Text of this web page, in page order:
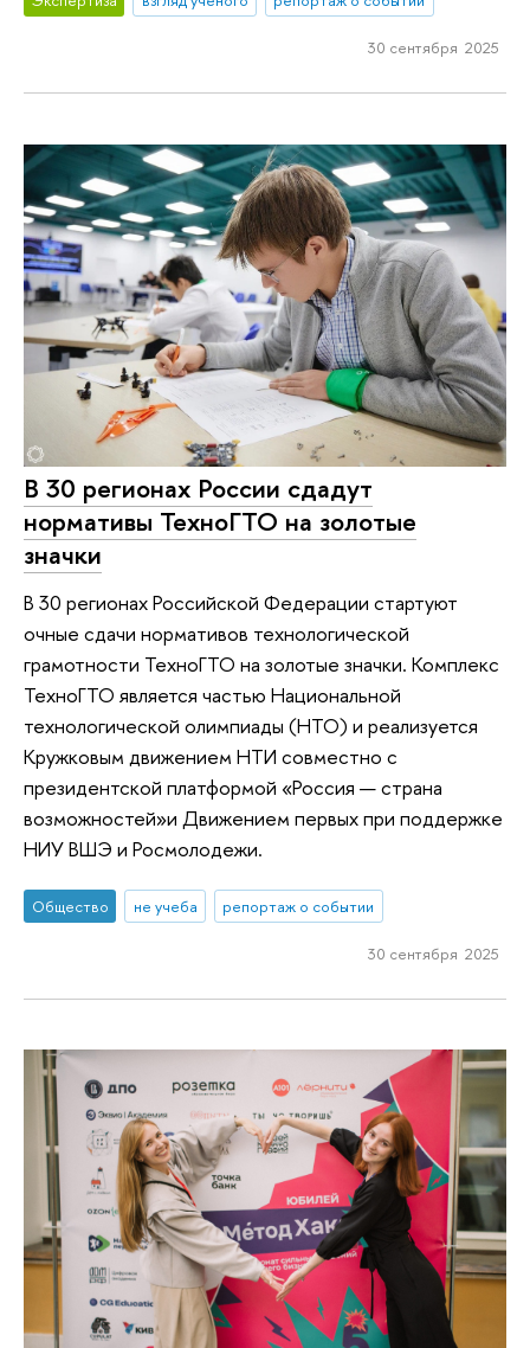
30 сентября 2025
В 30 регионах России сдадут
нормативы ТехноГТО на золотые
значки
В 30 регионах Российской Федерации стартуют
очные сдачи нормативов технологической
грамотности ТехноГТО на золотые значки. Комплекс
ТехноГТО является частью Национальной
технологической олимпиады (НТО) и реализуется
Кружковым движением НТИ совместно с
президентской платформой «Россия — страна
возможностей»и Движением первых при поддержке
НИУ ВШЭ и Росмолодежи.
Общество не учеба репортаж о событии
30 сентября 2025